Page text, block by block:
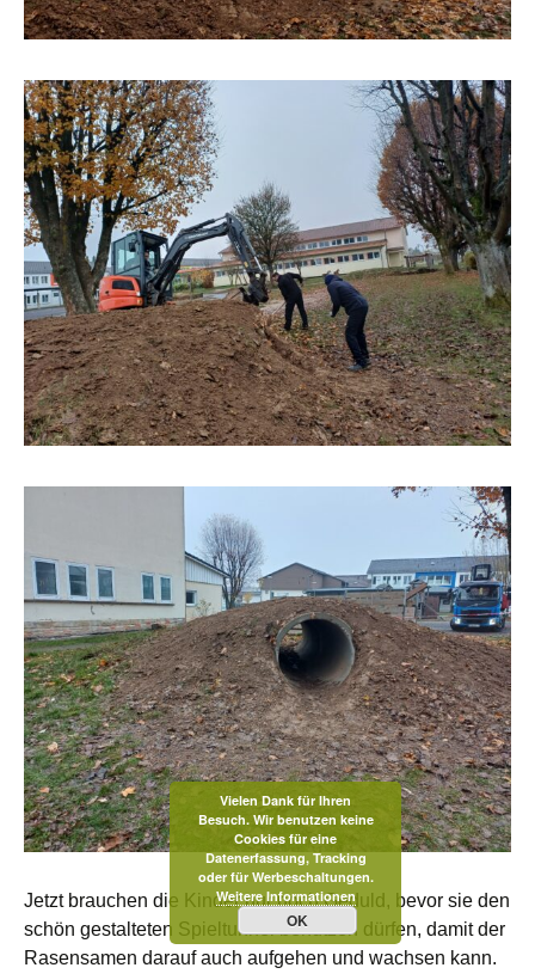
Jetzt brauchen die Kinder nur noch Geduld, bevor sie den
schön gestalteten Spieltunnel benutzen dürfen, damit der
Rasensamen darauf auch aufgehen und wachsen kann.
Vielen Dank für Ihren
Besuch. Wir benutzen keine
Cookies für eine
Datenerfassung, Tracking
oder für Werbeschaltungen.
Weitere Informationen
OK